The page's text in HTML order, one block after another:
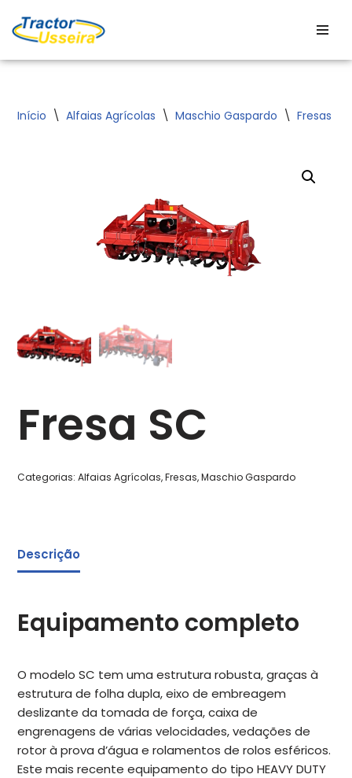
Avançar
para
Início \ Alfaias Agrícolas \ Maschio Gaspardo \ Fresas
Fresa SC
Categorias:Alfaias Agrícolas,Fresas,Maschio Gaspardo
Descrição
Equipamento completo
O modelo SC tem uma estrutura robusta, graças à
estrutura de folha dupla, eixo de embreagem
deslizante da tomada de força, caixa de
engrenagens de várias velocidades, vedações de
rotor à prova d’água e rolamentos de rolos esféricos.
Este mais recente equipamento do tipo HEAVY DUTY